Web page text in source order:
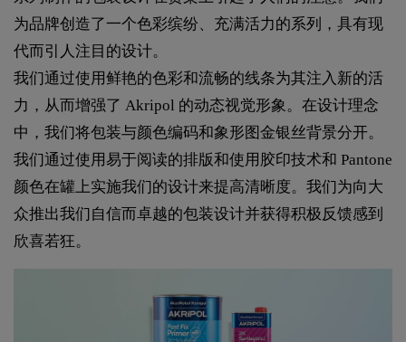
为品牌创造了一个色彩缤纷、充满活力的系列，具有现
代而引人注目的设计。
我们通过使用鲜艳的色彩和流畅的线条为其注入新的活
力，从而增强了 Akripol 的动态视觉形象。在设计理念
中，我们将包装与颜色编码和象形图金银丝背景分开。
我们通过使用易于阅读的排版和使用胶印技术和 Pantone
颜色在罐上实施我们的设计来提高清晰度。我们为向大
众推出我们自信而卓越的包装设计并获得积极反馈感到
欣喜若狂。